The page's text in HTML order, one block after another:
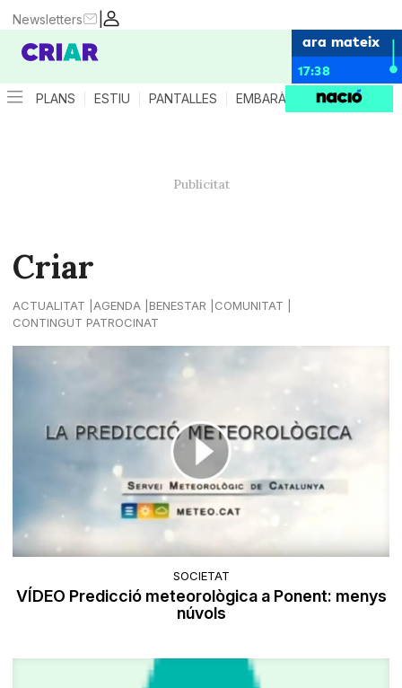
|
Newsletters
ara mateix
17:38
PLANS ESTIU PANTALLES EMBARÀS CRIANÇA
Criar
ACTUALITAT AGENDA BENESTAR
COMUNITAT
CONTINGUT PATROCINAT
SOCIETAT
VÍDEO Predicció meteorològica a Ponent: menys
núvols